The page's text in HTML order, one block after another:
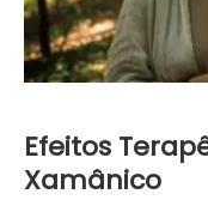
Efeitos
Xamânico